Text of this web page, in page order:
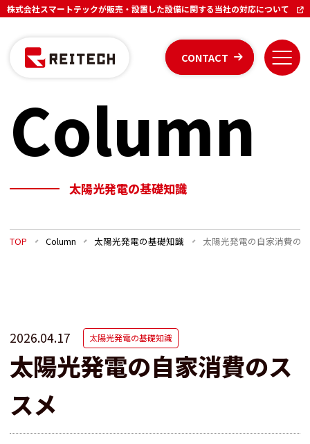
株式会社スマートテックが販売・設置した設備に関する当社の対応について
CONTACT
Column
太陽光発電の基礎知識
TOP Column 太陽光発電の基礎知識 太陽光発電の自家消費の
2026.04.17 太陽光発電の基礎知識
太陽光発電の自家消費のス
スメ